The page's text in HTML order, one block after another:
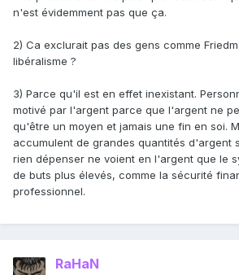
n'est évidemment pas que ça.
2) Ca exclurait pas des gens comme
libéralisme ?
3) Parce qu'il est en effet inexistant.
motivé par l'argent parce que l'argent ne
qu'être un moyen et jamais une fin en soi.
accumulent de grandes quantités d'argent
rien dépenser ne voient en l'argent que le
de buts plus élevés, comme la sécurité
professionnel.
RaHaN